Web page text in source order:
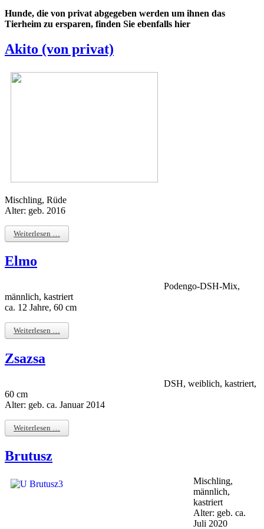
Hunde, die von privat abgegeben werden um ihnen das
Tierheim zu ersparen, finden Sie ebenfalls hier
Akito (von privat)
Mischling, Rüde
Alter: geb. 2016
Weiterlesen …
Elmo
Podengo-DSH-Mix,
männlich, kastriert
ca. 12 Jahre, 60 cm
Weiterlesen …
Zsazsa
DSH, weiblich, kastriert,
60 cm
Alter: geb. ca. Januar 2014
Weiterlesen …
Brutusz
Mischling,
männlich,
kastriert
Alter: geb. ca.
Juli 2020